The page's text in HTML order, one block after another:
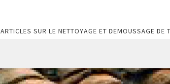
ARTICLES SUR LE NETTOYAGE ET DEMOUSSAGE DE